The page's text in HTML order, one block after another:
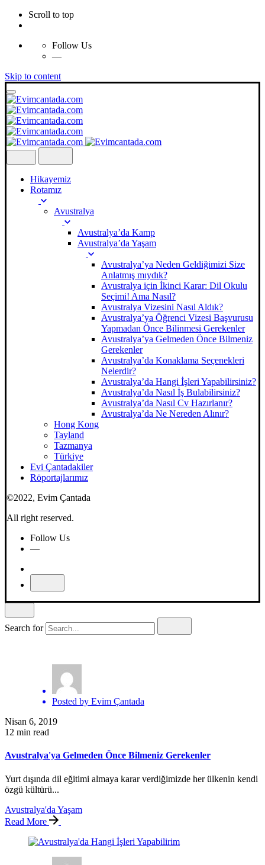
Scroll to top
Follow Us
—
Skip to content
Hikayemiz
Rotamız
Avustralya
Avustralya’da Kamp
Avustralya’da Yaşam
Avustralya’ya Neden Geldiğimizi Size
Anlatmış mıydık?
Avustralya için İkinci Karar: Dil Okulu
Seçimi! Ama Nasıl?
Avustralya Vizesini Nasıl Aldık?
Avustralya’ya Öğrenci Vizesi Başvurusu
Yapmadan Önce Bilinmesi Gerekenler
Avustralya’ya Gelmeden Önce Bilmeniz
Gerekenler
Avustralya’da Konaklama Seçenekleri
Nelerdir?
Avustralya’da Hangi İşleri Yapabilirsiniz?
Avustralya’da Nasıl İş Bulabilirsiniz?
Avustralya’da Nasıl Cv Hazırlanır?
Avustralya’da Ne Nereden Alınır?
Hong Kong
Tayland
Tazmanya
Türkiye
Evi Çantadakiler
Röportajlarımız
©2022, Evim Çantada
All right reserved.
Follow Us
—
Search for
Posted by Evim Çantada
Nisan 6, 2019
12 min read
Avustralya'ya Gelmeden Önce Bilmeniz Gerekenler
Yurt dışında dil eğitimi almaya karar verdiğimizde her ülkenin kendi
özgü kültürü...
Avustralya'da Yaşam
Read More